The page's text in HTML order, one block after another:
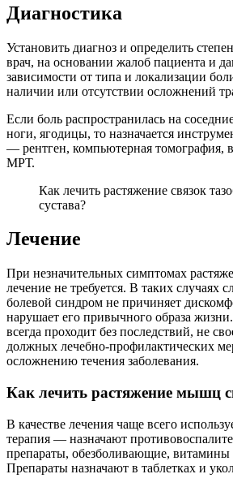
Диагностика
Установить диагноз и определить
врач, на основании жалоб пациента и
зависимости от типа и локализации
наличии или отсутствии осложнений
Если боль распространилась на
ноги, ягодицы, то назначается
— рентген, компьютерная томография,
МРТ.
Как лечить растяжение связок
сустава?
Лечение
При незначительных симптомах
лечение не требуется. В таких случаях
болевой синдром не причиняет
нарушает его привычного образа
всегда проходит без последствий, не
должных лечебно-профилактических
осложнению течения заболевания.
Как лечить растяжение мышц
В качестве лечения чаще всего
терапия — назначают
препараты, обезболивающие,
Препараты назначают в таблетках и